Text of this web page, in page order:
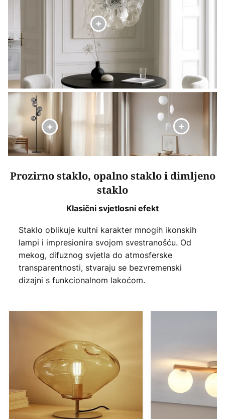
Prozirno staklo, opalno staklo i dimljeno
staklo
Klasični svjetlosni efekt
Staklo oblikuje kultni karakter mnogih ikonskih
lampi i impresionira svojom svestranošću. Od
mekog, difuznog svjetla do atmosferske
transparentnosti, stvaraju se bezvremenski
dizajni s funkcionalnom lakoćom.